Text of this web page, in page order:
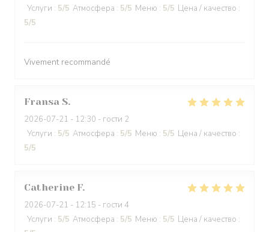
Услуги : 5/5 Атмосфера : 5/5 Меню : 5/5 Цена / качество :
5/5
Vivement recommandé
Fransa S
2026-07-21 - 12:30 - гости 2
Услуги : 5/5 Атмосфера : 5/5 Меню : 5/5 Цена / качество :
5/5
Catherine F
2026-07-21 - 12:15 - гости 4
Услуги : 5/5 Атмосфера : 5/5 Меню : 5/5 Цена / качество :